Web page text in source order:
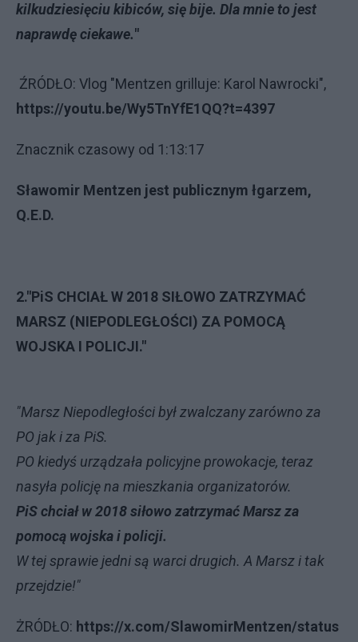
kilkudziesięciu kibiców, się bije. Dla mnie to jest
naprawdę ciekawe."
ŹRÓDŁO: Vlog "Mentzen grilluje: Karol Nawrocki",
https://youtu.be/Wy5TnYfE1QQ?t=4397
Znacznik czasowy od 1:13:17
Sławomir Mentzen jest publicznym łgarzem,
Q.E.D.
2."PiS CHCIAŁ W 2018 SIŁOWO ZATRZYMAĆ
MARSZ (NIEPODLEGŁOŚCI) ZA POMOCĄ
WOJSKA I POLICJI."
"Marsz Niepodległości był zwalczany zarówno za
PO jak i za PiS.
PO kiedyś urządzała policyjne prowokacje, teraz
nasyła policję na mieszkania organizatorów.
PiS chciał w 2018 siłowo zatrzymać Marsz za
pomocą wojska i policji.
W tej sprawie jedni są warci drugich. A Marsz i tak
przejdzie!"
ŻRÓDŁO: https://x.com/SlawomirMentzen/status